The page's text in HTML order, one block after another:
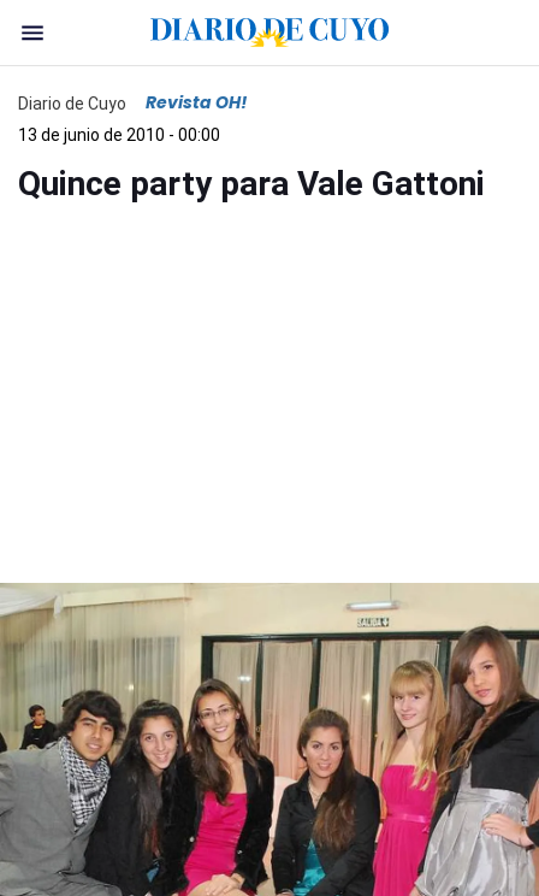
Diario de Cuyo Revista OH!
13 de junio de 2010 - 00:00
Quince party para Vale Gattoni